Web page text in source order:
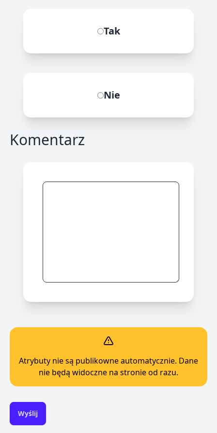
Tak
Nie
Komentarz
Atrybuty nie są publikowne automatycznie. Dane
nie będą widoczne na stronie od razu.
Wyślij